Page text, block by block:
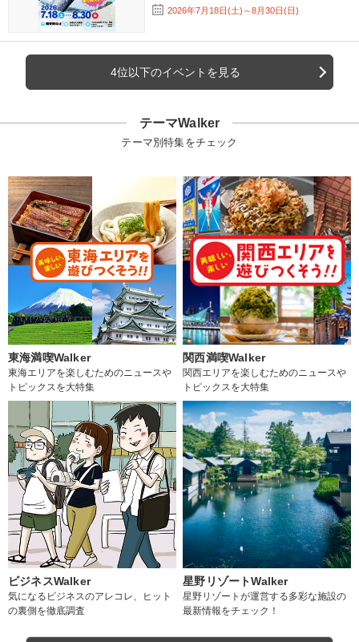
2026年7月18日(土)～8月30日(日)
4位以下のイベントを見る
テーマWalker
テーマ別特集をチェック
東海満喫Walker
東海エリアを楽しむためのニュースや
トピックスを大特集
関西満喫Walker
関西エリアを楽しむためのニュースや
トピックスを大特集
ビジネスWalker
気になるビジネスのアレコレ、ヒット
の裏側を徹底調査
星野リゾートWalker
星野リゾートが運営する多彩な施設の
最新情報をチェック！